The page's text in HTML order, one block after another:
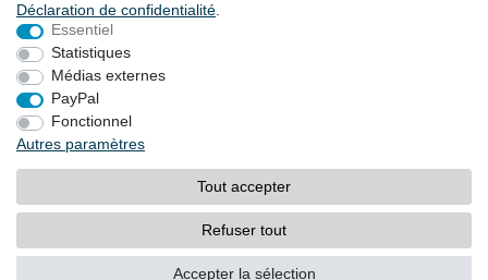
LOCALITES
Droit de rétractation
Mentions légales
Conditions générales
© Copyright 2026 | Tous droits réservés.
Déclaration de confidentialité
Essentiel
Statistiques
Médias externes
PayPal
Fonctionnel
Autres paramètres
Tout accepter
Refuser tout
Accepter la sélection